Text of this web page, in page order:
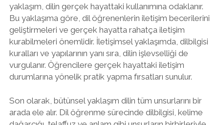
yaklaşım, dilin gerçek hayattaki kullanımına odaklanır.
Bu yaklaşıma göre, dil öğrenenlerin iletişim becerilerini
geliştirmeleri ve gerçek hayatta rahatça iletişim
kurabilmeleri önemlidir. İletişimsel yaklaşımda, dilbilgisi
kuralları ve yapılarının yanı sıra, dilin işlevselliği de
vurgulanır. Öğrencilere gerçek hayattaki iletişim
durumlarına yönelik pratik yapma fırsatları sunulur.
Son olarak, bütünsel yaklaşım dilin tüm unsurlarını bir
arada ele alır. Dil öğrenme sürecinde dilbilgisi, kelime